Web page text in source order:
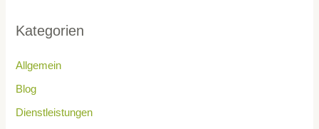
Kategorien
Allgemein
Blog
Dienstleistungen